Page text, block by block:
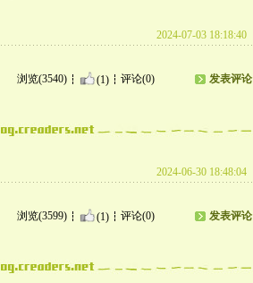
2024-07-03 18:18:40
浏览(3540) (1) 评论(0) 发表评论
2024-06-30 18:48:04
浏览(3599) (1) 评论(0) 发表评论